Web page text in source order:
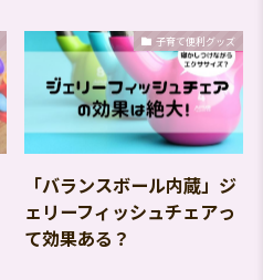
子育て便利グッズ
「バランスボール内蔵」ジ
ェリーフィッシュチェアっ
て効果ある？